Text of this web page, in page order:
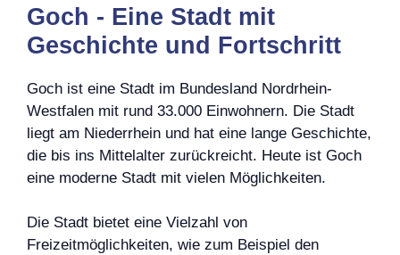
Goch - Eine Stadt mit
Geschichte und Fortschritt
Goch ist eine Stadt im Bundesland Nordrhein-
Westfalen mit rund 33.000 Einwohnern. Die Stadt
liegt am Niederrhein und hat eine lange Geschichte,
die bis ins Mittelalter zurückreicht. Heute ist Goch
eine moderne Stadt mit vielen Möglichkeiten.
Die Stadt bietet eine Vielzahl von
Freizeitmöglichkeiten, wie zum Beispiel den